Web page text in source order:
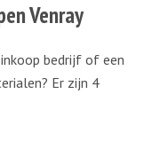
Venray
bedrijf of een
Er zijn 4